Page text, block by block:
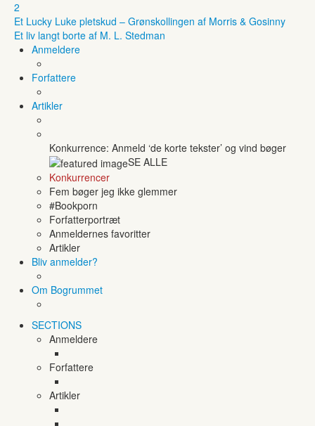
2
Et Lucky Luke pletskud – Grønskollingen af Morris & Gosinny
Et liv langt borte af M. L. Stedman
Anmeldere
Forfattere
Artikler
Konkurrence: Anmeld ‘de korte tekster’ og vind bøger
SE ALLE
Konkurrencer
Fem bøger jeg ikke glemmer
#Bookporn
Forfatterportræt
Anmeldernes favoritter
Artikler
Bliv anmelder?
Om Bogrummet
SECTIONS
Anmeldere
Forfattere
Artikler